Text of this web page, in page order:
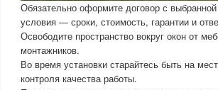
Обязательно оформите договор с
условия — сроки, стоимость, гарантии и
Освободите пространство вокруг окон от
монтажников.
Во время установки старайтесь быть на
контроля качества работы.